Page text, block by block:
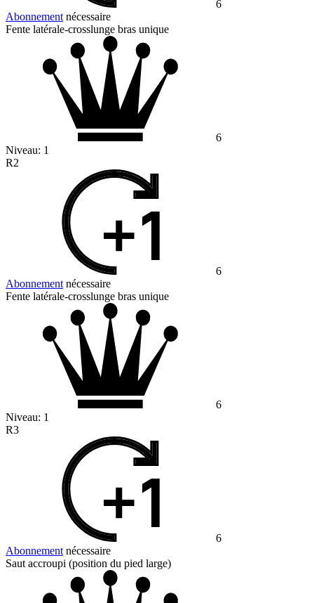
6
Abonnement nécessaire
Fente latérale-crosslunge bras unique
6
Niveau: 1
R2
6
Abonnement nécessaire
Fente latérale-crosslunge bras unique
6
Niveau: 1
R3
6
Abonnement nécessaire
Saut accroupi (position du pied large)